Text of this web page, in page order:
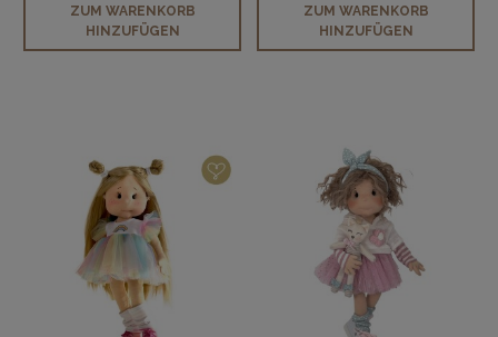
ZUM WARENKORB
HINZUFÜGEN
ZUM WARENKORB
HINZUFÜGEN